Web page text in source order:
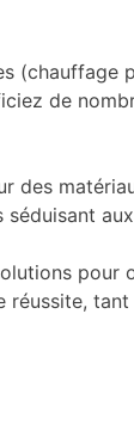
de
des
pour
réussite,